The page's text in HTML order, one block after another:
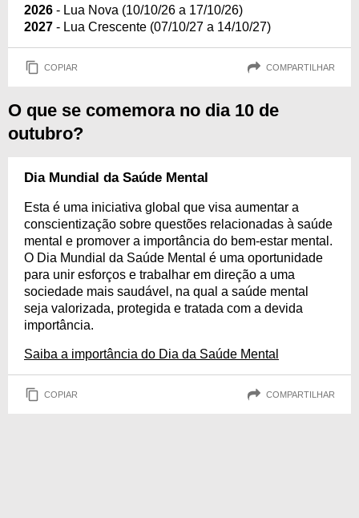
2026 - Lua Nova (10/10/26 a 17/10/26)
2027 - Lua Crescente (07/10/27 a 14/10/27)
COPIAR COMPARTILHAR
O que se comemora no dia 10 de
outubro?
Dia Mundial da Saúde Mental
Esta é uma iniciativa global que visa aumentar a
conscientização sobre questões relacionadas à saúde
mental e promover a importância do bem-estar mental.
O Dia Mundial da Saúde Mental é uma oportunidade
para unir esforços e trabalhar em direção a uma
sociedade mais saudável, na qual a saúde mental
seja valorizada, protegida e tratada com a devida
importância.
Saiba a importância do Dia da Saúde Mental
COPIAR COMPARTILHAR